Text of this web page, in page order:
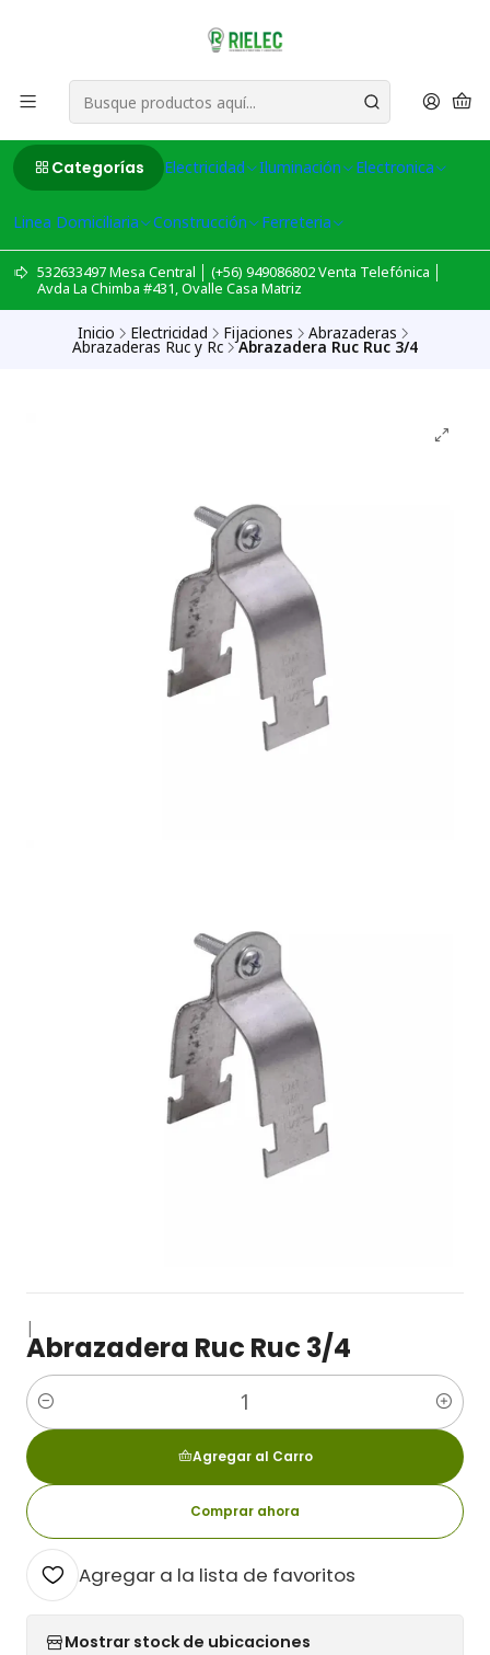
Categorías Electricidad Iluminación Electronica
Linea Domiciliaria Construcción Ferreteria
532633497 Mesa Central │ (+56) 949086802 Venta Telefónica │
Avda La Chimba #431, Ovalle Casa Matriz
Inicio Electricidad Fijaciones Abrazaderas
Abrazaderas Ruc y Rc Abrazadera Ruc Ruc 3/4
|
Abrazadera Ruc Ruc 3/4
Cantidad
Agregar al Carro
Comprar ahora
Agregar a la lista de favoritos
Mostrar stock de ubicaciones